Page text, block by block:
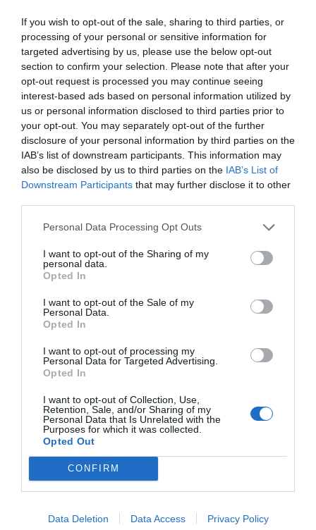
If you wish to opt-out of the sale, sharing to third parties, or
processing of your personal or sensitive information for
targeted advertising by us, please use the below opt-out
section to confirm your selection. Please note that after your
opt-out request is processed you may continue seeing
interest-based ads based on personal information utilized by
us or personal information disclosed to third parties prior to
your opt-out. You may separately opt-out of the further
disclosure of your personal information by third parties on the
IAB’s list of downstream participants. This information may
also be disclosed by us to third parties on the IAB’s List of
Downstream Participants that may further disclose it to other
Personal Data Processing Opt Outs
I want to opt-out of the Sharing of my
personal data.
Opted In
I want to opt-out of the Sale of my
Personal Data.
Opted In
I want to opt-out of processing my
Personal Data for Targeted Advertising.
Opted In
I want to opt-out of Collection, Use,
Retention, Sale, and/or Sharing of my
Personal Data that Is Unrelated with the
Purposes for which it was collected.
Opted Out
CONFIRM
Data Deletion Data Access Privacy Policy
AñadirEl Farmacéuticocomo fuente preferida
de Google de forma gratuita
Mantente informado con las últimas noticias de actualidad.
ACTIVAR AHORA
Tags
redes sociales de la farmacia
farmacéutico comunitario
Destacados
La venta online de medicamentos
DIGITAL Isabel Marín Moral 28/07/2026
Récord de comunicaciones para el
24 Congreso Nacional
Farmacéutico de Oviedo
NOTICIAS Y NOVEDADES Redacción 31/07/2026
el cuidado infantil